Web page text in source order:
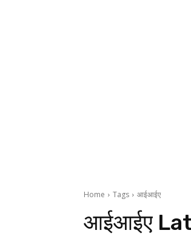
Home Tags आईआईए
आईआईए